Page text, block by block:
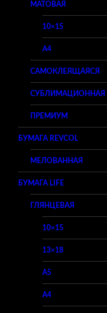
МАТОВАЯ
10×15
A4
САМОКЛЕЯЩАЯСЯ
СУБЛИМАЦИОННАЯ
ПРЕМИУМ
БУМАГА REVCOL
МЕЛОВАННАЯ
БУМАГА LIFE
ГЛЯНЦЕВАЯ
10×15
13×18
A5
A4